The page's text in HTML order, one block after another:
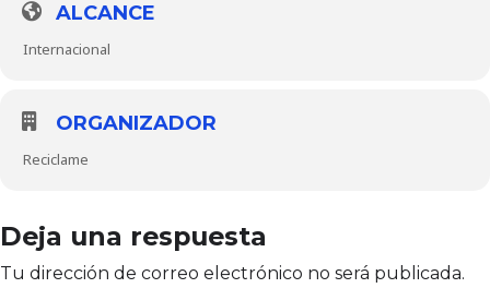
ALCANCE
Internacional
ORGANIZADOR
Reciclame
Deja una respuesta
Tu dirección de correo electrónico no será publicada.